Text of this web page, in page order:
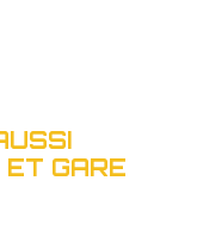
GARE